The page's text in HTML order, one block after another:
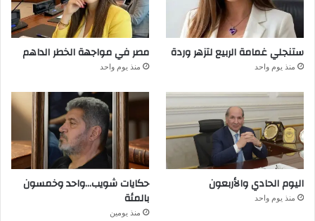
ستنجلي غمامة الربيع لتزهر وردة
منذ يوم واحد
مصر في مواجهة الخطر الداهم
منذ يوم واحد
اليوم الحادي والأربعون
منذ يوم واحد
حكايات شويب…واحد وخمسون
بالمئة
منذ يومين